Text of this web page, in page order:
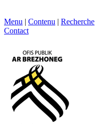
Menu | Contenu | Recherche
Contact